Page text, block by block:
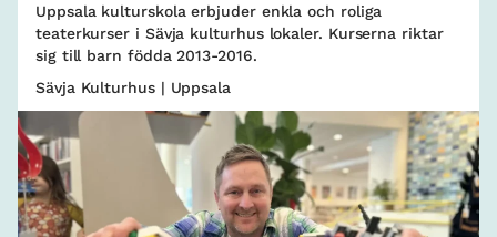
Uppsala kulturskola erbjuder enkla och roliga
teaterkurser i Sävja kulturhus lokaler. Kurserna riktar
sig till barn födda 2013-2016.
Sävja Kulturhus | Uppsala